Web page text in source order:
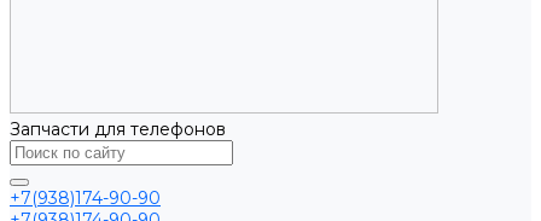
Запчасти для телефонов
+7(938)174-90-90